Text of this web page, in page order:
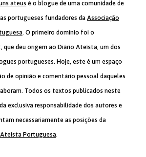
ateus é o blogue de uma comunidade de
portugueses fundadores da Associação
. O primeiro domínio foi o
que deu origem ao Diário Ateísta, um dos
portugueses. Hoje, este é um espaço
de opinião e comentário pessoal daqueles
Todos os textos publicados neste
exclusiva responsabilidade dos autores e
necessariamente as posições da
Portuguesa.